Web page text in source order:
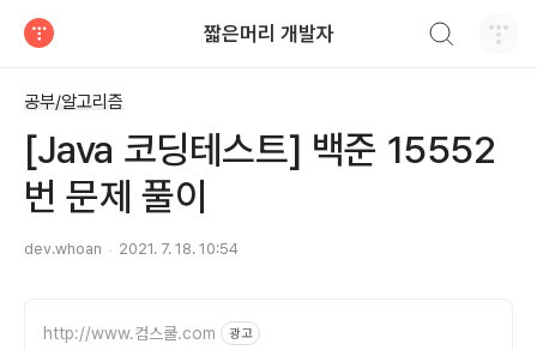
짧은머리 개발자
공부/알고리즘
[Java 코딩테스트] 백준 15552
번 문제 풀이
dev.whoan 2021. 7. 18. 10:54
http://www.컴스쿨.com 광고